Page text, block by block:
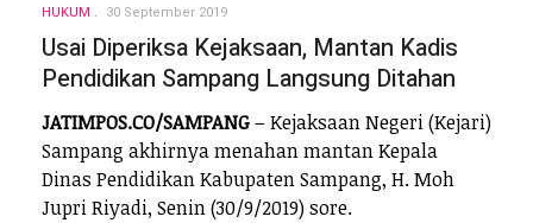
HUKUM 30 September 2019
Usai Diperiksa Kejaksaan, Mantan Kadis
Pendidikan Sampang Langsung Ditahan
JATIMPOS.CO/SAMPANG– Kejaksaan Negeri (Kejari)
Sampang akhirnya menahan mantan Kepala
Dinas Pendidikan Kabupaten Sampang, H. Moh
Jupri Riyadi, Senin (30/9/2019) sore.